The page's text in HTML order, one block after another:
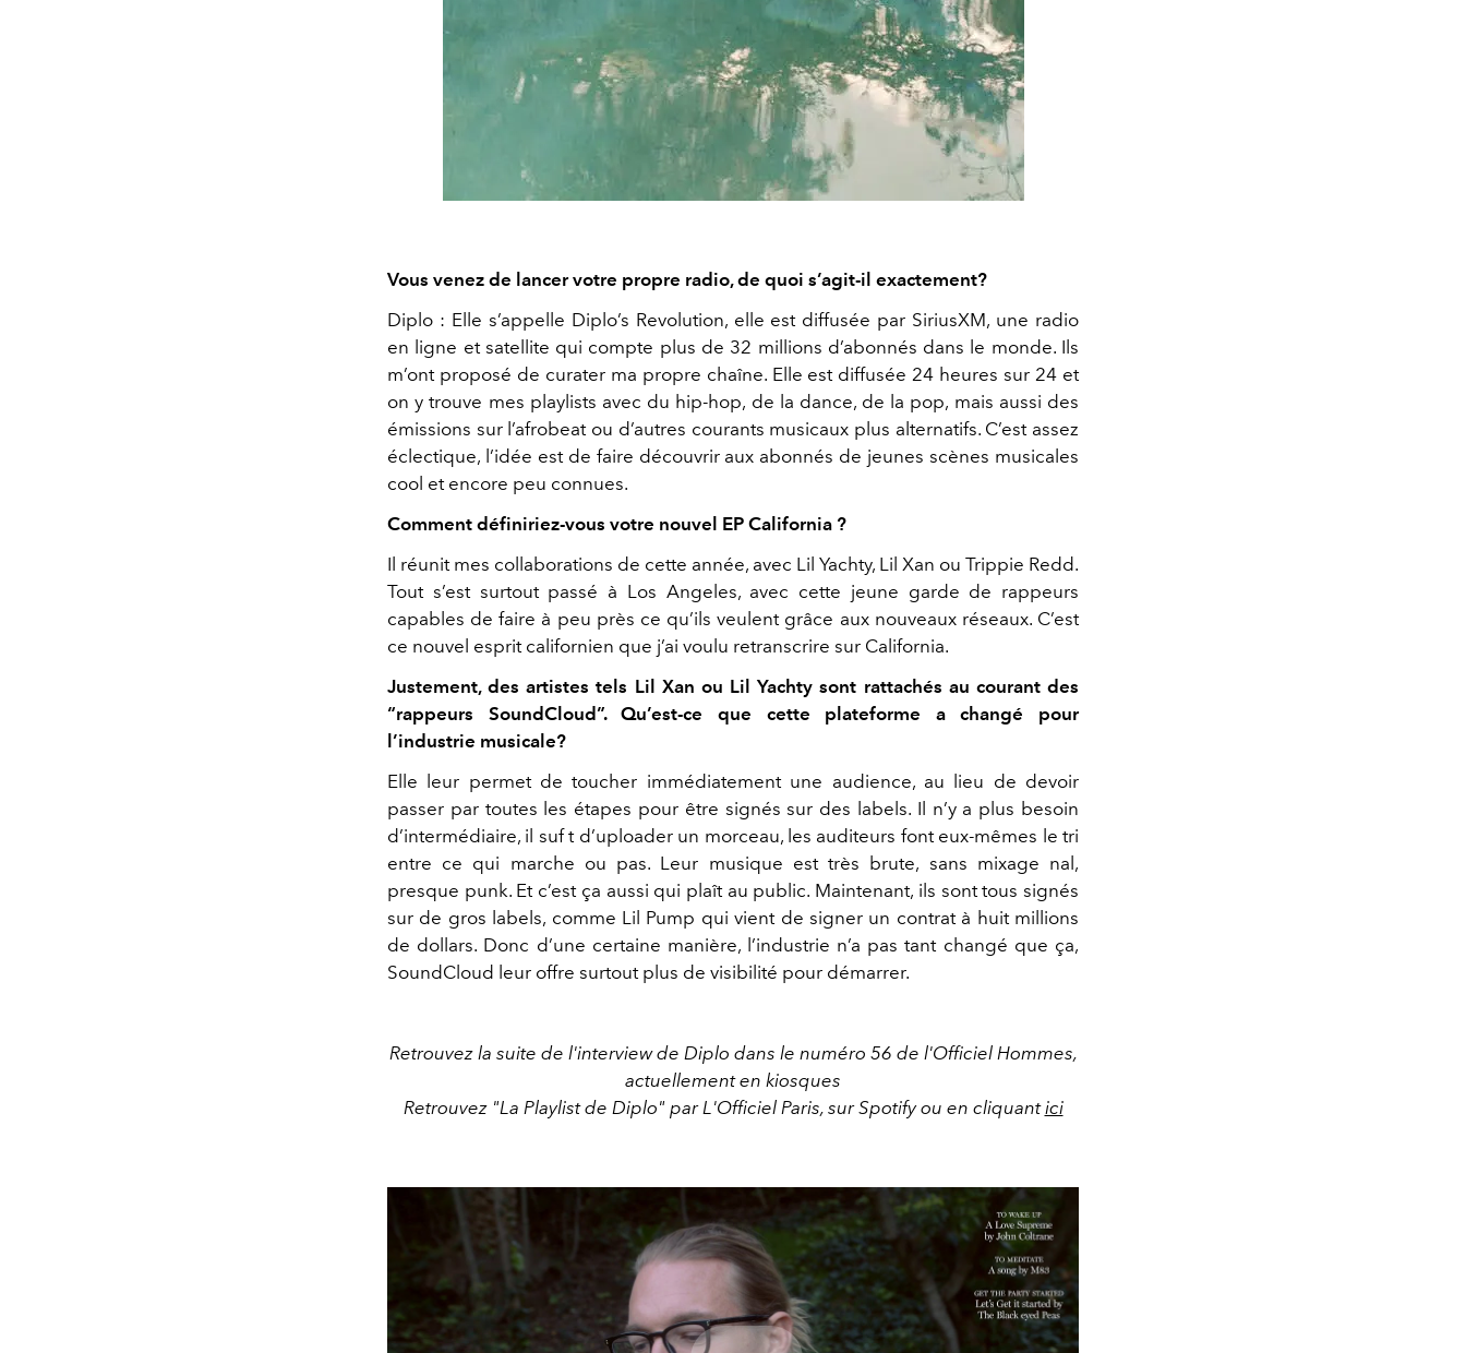
Vous venez de lancer votre propre radio, de quoi s’agit-il exactement?
Diplo : Elle s’appelle Diplo’s Revolution, elle est diffusée par SiriusXM, une radio
en ligne et satellite qui compte plus de 32 millions d’abonnés dans le monde. Ils
m’ont proposé de curater ma propre chaîne. Elle est diffusée 24 heures sur 24 et
on y trouve mes playlists avec du hip-hop, de la dance, de la pop, mais aussi des
émissions sur l’afrobeat ou d’autres courants musicaux plus alternatifs. C’est assez
éclectique, l’idée est de faire découvrir aux abonnés de jeunes scènes musicales
cool et encore peu connues.
Comment définiriez-vous votre nouvel EP California ?
Il réunit mes collaborations de cette année, avec Lil Yachty, Lil Xan ou Trippie Redd.
Tout s’est surtout passé à Los Angeles, avec cette jeune garde de rappeurs
capables de faire à peu près ce qu’ils veulent grâce aux nouveaux réseaux. C’est
ce nouvel esprit californien que j’ai voulu retranscrire sur California.
Justement, des artistes tels Lil Xan ou Lil Yachty sont rattachés au courant des
“rappeurs SoundCloud”. Qu’est-ce que cette plateforme a changé pour
l’industrie musicale?
Elle leur permet de toucher immédiatement une audience, au lieu de devoir
passer par toutes les étapes pour être signés sur des labels. Il n’y a plus besoin
d’intermédiaire, il suf t d’uploader un morceau, les auditeurs font eux-mêmes le tri
entre ce qui marche ou pas. Leur musique est très brute, sans mixage nal,
presque punk. Et c’est ça aussi qui plaît au public. Maintenant, ils sont tous signés
sur de gros labels, comme Lil Pump qui vient de signer un contrat à huit millions
de dollars. Donc d’une certaine manière, l’industrie n’a pas tant changé que ça,
SoundCloud leur offre surtout plus de visibilité pour démarrer.
Retrouvez la suite de l'interview de Diplo dans le numéro 56 de l'Officiel Hommes,
actuellement en kiosques
Retrouvez "La Playlist de Diplo" par L'Officiel Paris, sur Spotify ou en cliquantici